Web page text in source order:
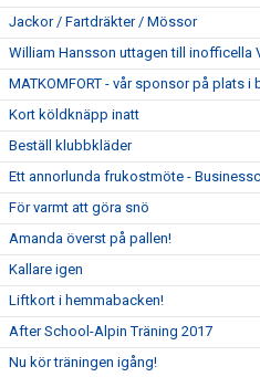
Jackor / Fartdräkter / Mössor
William Hansson uttagen till inofficella
MATKOMFORT - vår sponsor på plats i
Kort köldknäpp inatt
Beställ klubbkläder
Ett annorlunda frukostmöte -
För varmt att göra snö
Amanda överst på pallen!
Kallare igen
Liftkort i hemmabacken!
After School-Alpin Träning 2017
Nu kör träningen igång!